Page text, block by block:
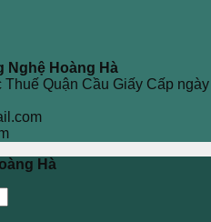
Nghệ Hoàng Hà
Quận Cầu Giấy Cấp ngày
Hà